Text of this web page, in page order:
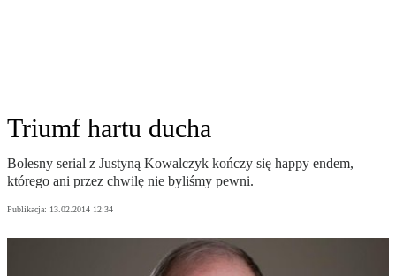
Triumf hartu ducha
Bolesny serial z Justyną Kowalczyk kończy się happy endem,
którego ani przez chwilę nie byliśmy pewni.
Publikacja: 13.02.2014 12:34